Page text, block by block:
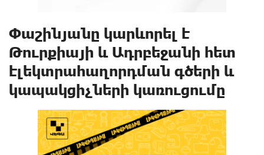
Փաշինյանը կարևորել է
Թուրքիայի և Ադրբեջանի հետ
էլեկտրահաղորդման գծերի և
կապակցիչների կառուցումը